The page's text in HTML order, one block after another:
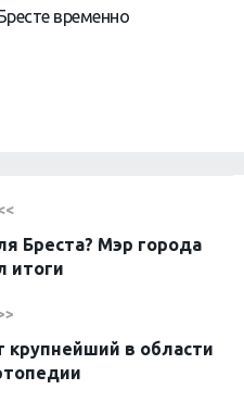
временно
Бреста? Мэр города
итоги
крупнейший в области